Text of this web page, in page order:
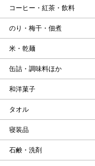
コーヒー・紅茶・飲料
のり・梅干・佃煮
米・乾麺
缶詰・調味料ほか
和洋菓子
タオル
寝装品
石鹸・洗剤